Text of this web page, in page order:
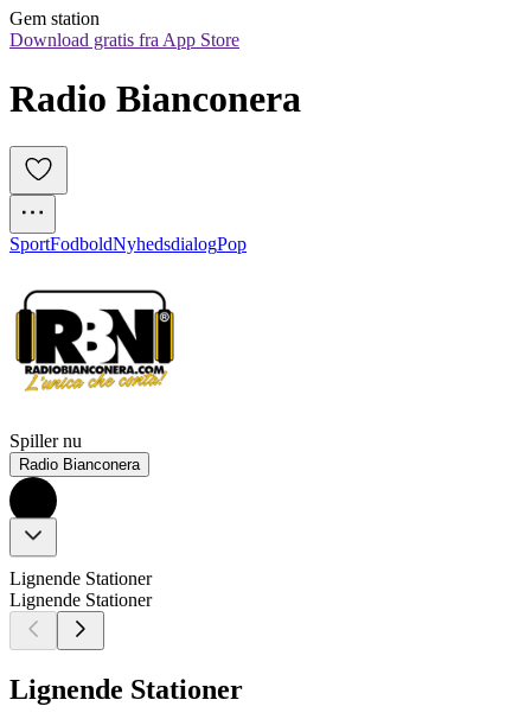
Gem station
Download gratis fra App Store
Radio Bianconera
SportFodboldNyhedsdialogPop
Spiller nu
Radio Bianconera
Lignende Stationer
Lignende Stationer
Lignende Stationer